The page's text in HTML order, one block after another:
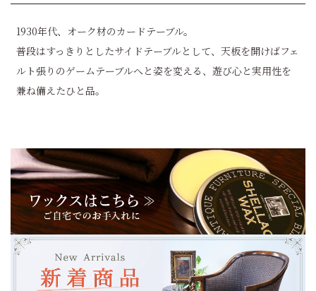
1930年代、オーク材のカードテーブル。
普段はすっきりとしたサイドテーブルとして、天板を開けばフェ
ルト張りのゲームテーブルへと姿を変える、遊び心と実用性を
兼ね備えたひと品。